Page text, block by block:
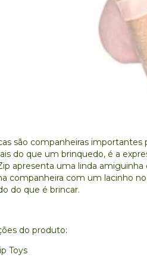
são companheiras importantes
do que um brinquedo, é a
apresenta uma linda
companheira com um lacinho
do que é brincar.
do produto:
Toys